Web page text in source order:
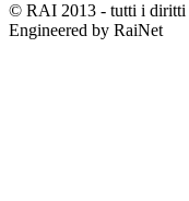
© RAI 2013 - tutti i diritti
Engineered by RaiNet